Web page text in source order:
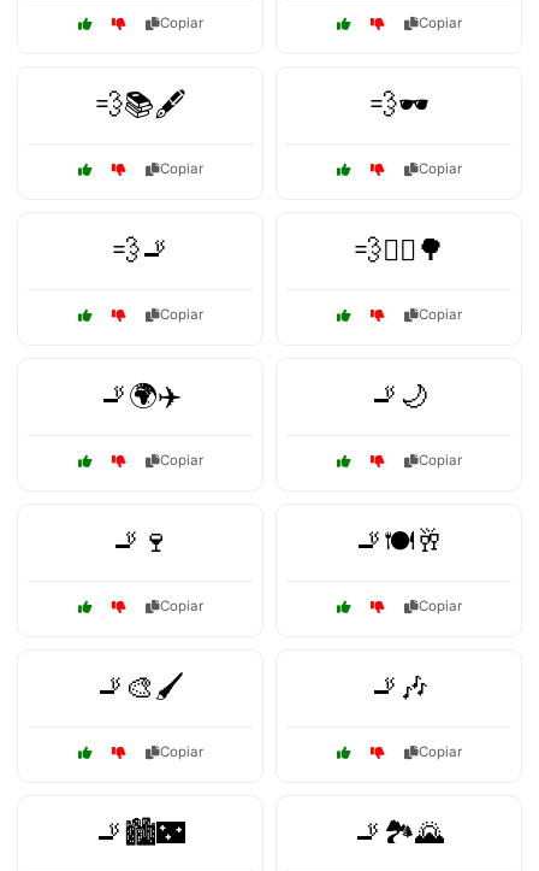
Copiar Copiar
💨📚🖋️
Copiar
💨🕶️
Copiar
💨🚬
Copiar
💨🚶‍♂️🌳
Copiar
🚬🌍✈️
Copiar
🚬🌙
Copiar
🚬🍷
Copiar
🚬🍽️🥂
Copiar
🚬🎨🖌️
Copiar
🚬🎶
Copiar
🚬🏙️🌃 🚬🏞️🌄